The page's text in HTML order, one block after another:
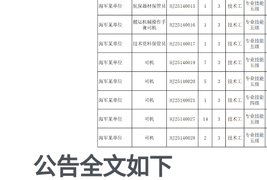
公告全文如下